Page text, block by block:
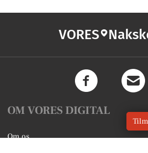
VORES
OM VORES DIGITAL
Om os